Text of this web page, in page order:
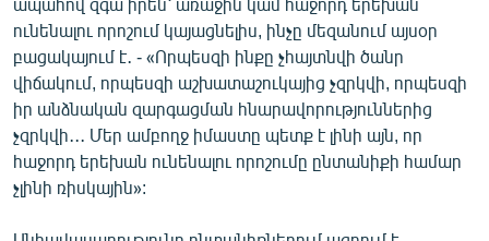
ունենալու որոշում կայացնելիս, ինչը մեզանում այսօր
բացակայում է․ - «Որպեսզի ինքը չհայտնվի ծանր
վիճակում, որպեսզի աշխատաշուկայից չզրկվի, որպեսզի
իր անձնական զարգացման հնարավորություններից
չզրկվի․․․ Մեր ամբողջ իմաստը պետք է լինի այն, որ
հաջորդ երեխան ունենալու որոշումը ընտանիքի համար
չլինի ռիսկային»: